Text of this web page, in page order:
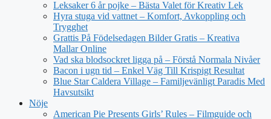
Leksaker 6 år pojke – Bästa Valet för Kreativ Lek
Hyra stuga vid vattnet – Komfort, Avkoppling och
Trygghet
Grattis På Födelsedagen Bilder Gratis – Kreativa
Mallar Online
Vad ska blodsockret ligga på – Förstå Normala Nivåer
Bacon i ugn tid – Enkel Väg Till Krispigt Resultat
Blue Star Caldera Village – Familjevänligt Paradis Med
Havsutsikt
Nöje
American Pie Presents Girls’ Rules – Filmguide och